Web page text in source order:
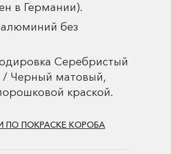
в Германии).
без
Серебристый
Черный матовый,
краской.
ПО ПОКРАСКЕ КОРОБА